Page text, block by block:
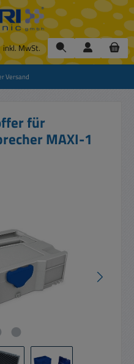
inkl. MwSt.
Versand
für
MAXI-1